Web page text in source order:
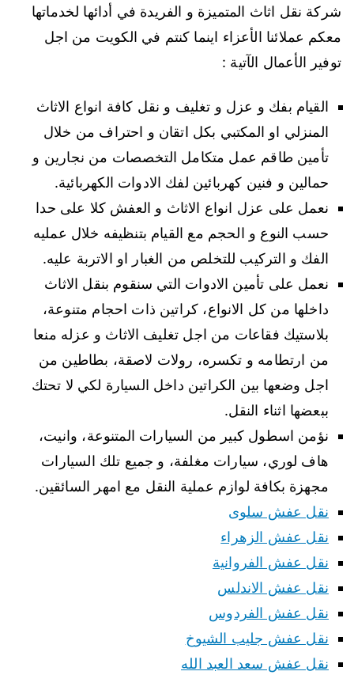
شركة نقل اثاث المتميزة و الفريدة في أدائها لخدماتها
معكم عملائنا الأعزاء اينما كنتم في الكويت من اجل
توفير الأعمال الآتية :
القيام بفك و عزل و تغليف و نقل كافة انواع الاثاث
المنزلي او المكتبي بكل اتقان و احتراف من خلال
تأمين طاقم عمل متكامل التخصصات من نجارين و
حمالين و فنين كهربائين لفك الادوات الكهربائية.
نعمل على عزل انواع الاثاث و العفش كلا على حدا
حسب النوع و الحجم مع القيام بتنظيفه خلال عمليه
الفك و التركيب للتخلص من الغبار او الاتربة عليه.
نعمل على تأمين الادوات التي سنقوم بنقل الاثاث
داخلها من كل الانواع، كراتين ذات احجام متنوعة،
بلاستيك فقاعات من اجل تغليف الاثاث و عزله منعا
من ارتطامه و تكسره، رولات لاصقة، بطاطين من
اجل وضعها بين الكراتين داخل السيارة لكي لا تحتك
ببعضها اثناء النقل.
نؤمن اسطول كبير من السيارات المتنوعة، وانيت،
هاف لوري، سيارات مغلفة، و جميع تلك السيارات
مجهزة بكافة لوازم عملية النقل مع امهر السائقين.
نقل عفش سلوى
نقل عفش الزهراء
نقل عفش الفروانية
نقل عفش الاندلس
نقل عفش الفردوس
نقل عفش جليب الشيوخ
نقل عفش سعد العبد الله